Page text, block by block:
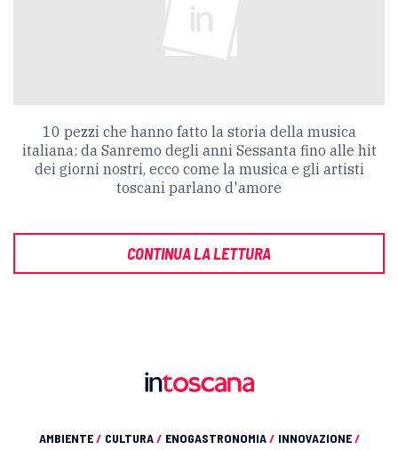
10 pezzi che hanno fatto la storia della musica
italiana: da Sanremo degli anni Sessanta fino alle hit
dei giorni nostri, ecco come la musica e gli artisti
toscani parlano d'amore
CONTINUA LA LETTURA
AMBIENTE/ CULTURA/ ENOGASTRONOMIA/ INNOVAZIONE/